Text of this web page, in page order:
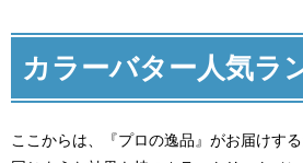
カラーバター人気ラ
ここからは、『プロの逸品』がお届けす